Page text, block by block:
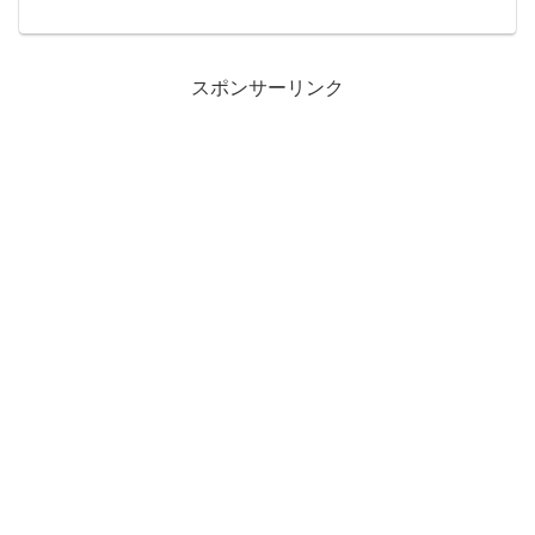
スポンサーリンク